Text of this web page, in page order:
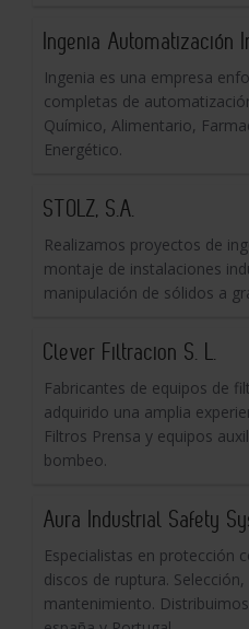
Ingenia Automatización
Ingenia es una empresa
completas de
Químico, Alimentario,
Energético.
STOLZ, S.A.
Realizamos proyectos de
montaje de instalaciones
manipulación de sólidos a
Clever Filtracion S. L.
Fabricantes de equipos de
adquirido una amplia
Filtros Prensa y equipos
bombeo.
Aura Industrial Safety
Especialistas en protección
discos de ruptura.
mantenimiento.